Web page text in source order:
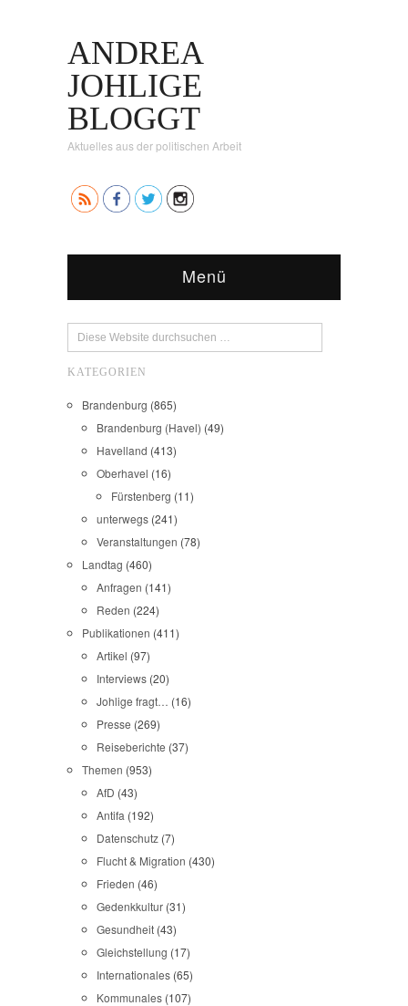
ANDREA
JOHLIGE
BLOGGT
Aktuelles aus der politischen Arbeit
Menü
KATEGORIEN
Brandenburg (865)
Brandenburg (Havel) (49)
Havelland (413)
Oberhavel (16)
Fürstenberg (11)
unterwegs (241)
Veranstaltungen (78)
Landtag (460)
Anfragen (141)
Reden (224)
Publikationen (411)
Artikel (97)
Interviews (20)
Johlige fragt… (16)
Presse (269)
Reiseberichte (37)
Themen (953)
AfD (43)
Antifa (192)
Datenschutz (7)
Flucht & Migration (430)
Frieden (46)
Gedenkkultur (31)
Gesundheit (43)
Gleichstellung (17)
Internationales (65)
Kommunales (107)